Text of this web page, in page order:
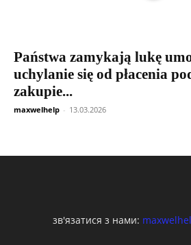
Państwa zamykają lukę
uchylanie się od płacenia
zakupie...
maxwelhelp - 13.03.2026
зв'язатися з нами: